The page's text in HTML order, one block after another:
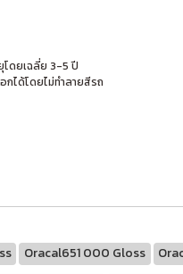
โดยเฉลี่ย 3-5 ปี
กได้โดยไม่ทำลายสีรถ
Oracal651 000 Gloss